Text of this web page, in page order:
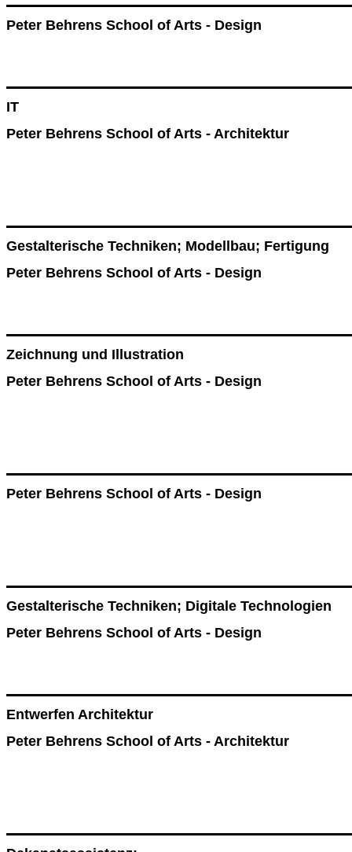
Peter Behrens School of Arts - Design
IT
Peter Behrens School of Arts - Architektur
Gestalterische Techniken; Modellbau; Fertigung
Peter Behrens School of Arts - Design
Zeichnung und Illustration
Peter Behrens School of Arts - Design
Peter Behrens School of Arts - Design
Gestalterische Techniken; Digitale Technologien
Peter Behrens School of Arts - Design
Entwerfen Architektur
Peter Behrens School of Arts - Architektur